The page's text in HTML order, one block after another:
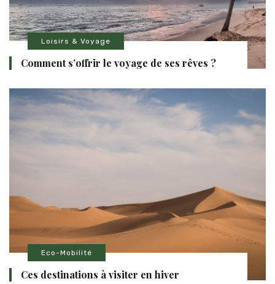
Loisirs & Voyage
Comment s’offrir le voyage de ses rêves ?
Eco-Mobilité
Ces destinations à visiter en hiver